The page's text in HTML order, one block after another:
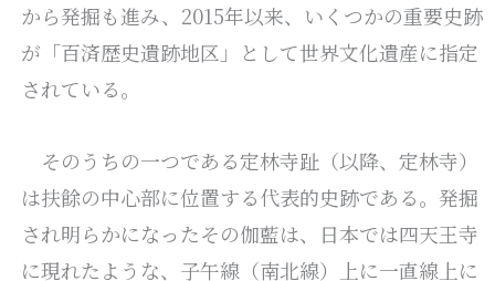
から発掘も進み、2015年以来、いくつかの重要史跡
が「百済歴史遺跡地区」として世界文化遺産に指定
されている。
そのうちの一つである定林寺趾（以降、定林寺）
は扶餘の中心部に位置する代表的史跡である。発掘
され明らかになったその伽藍は、日本では四天王寺
に現れたような、子午線（南北線）上に一直線上に